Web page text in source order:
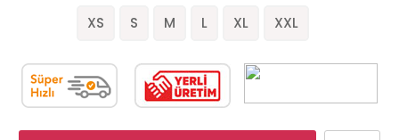
XS S M L XL XXL